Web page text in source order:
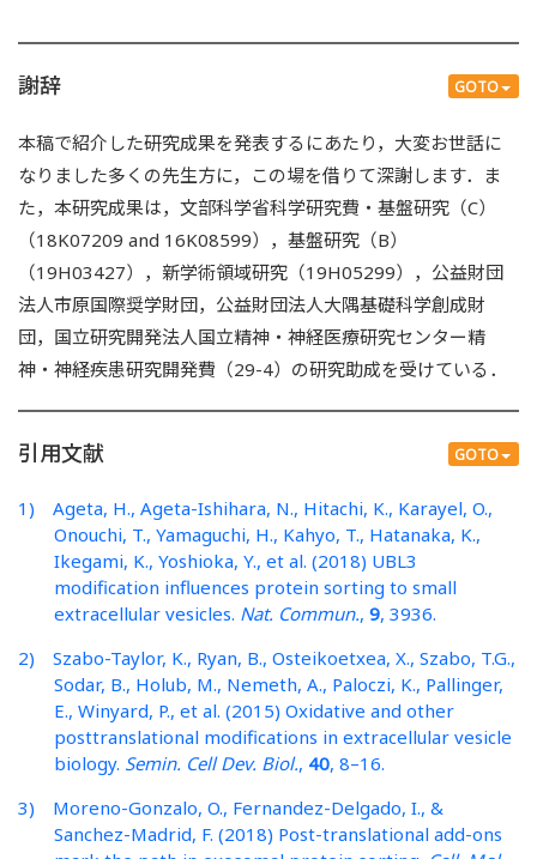
GOTO
謝辞
本稿で紹介した研究成果を発表するにあたり，大変お世話に
なりました多くの先生方に，この場を借りて深謝します．ま
た，本研究成果は，文部科学省科学研究費・基盤研究（C）
（18K07209 and 16K08599），基盤研究（B）
（19H03427），新学術領域研究（19H05299），公益財団
法人市原国際奨学財団，公益財団法人大隅基礎科学創成財
団，国立研究開発法人国立精神・神経医療研究センター精
神・神経疾患研究開発費（29-4）の研究助成を受けている．
GOTO
引用文献
1) Ageta, H., Ageta-Ishihara, N., Hitachi, K., Karayel, O.,
Onouchi, T., Yamaguchi, H., Kahyo, T., Hatanaka, K.,
Ikegami, K., Yoshioka, Y., et al. (2018) UBL3
modification influences protein sorting to small
extracellular vesicles. Nat. Commun., 9, 3936.
2) Szabo-Taylor, K., Ryan, B., Osteikoetxea, X., Szabo, T.G.,
Sodar, B., Holub, M., Nemeth, A., Paloczi, K., Pallinger,
E., Winyard, P., et al. (2015) Oxidative and other
posttranslational modifications in extracellular vesicle
biology. Semin. Cell Dev. Biol., 40, 8–16.
3) Moreno-Gonzalo, O., Fernandez-Delgado, I., &
Sanchez-Madrid, F. (2018) Post-translational add-ons